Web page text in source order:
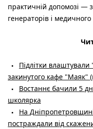
практичній допомозі —
генераторів і
Підлітки влаштували
закинутого кафе "Маяк"
Востаннє бачили 5
школярка
На
постраждали від